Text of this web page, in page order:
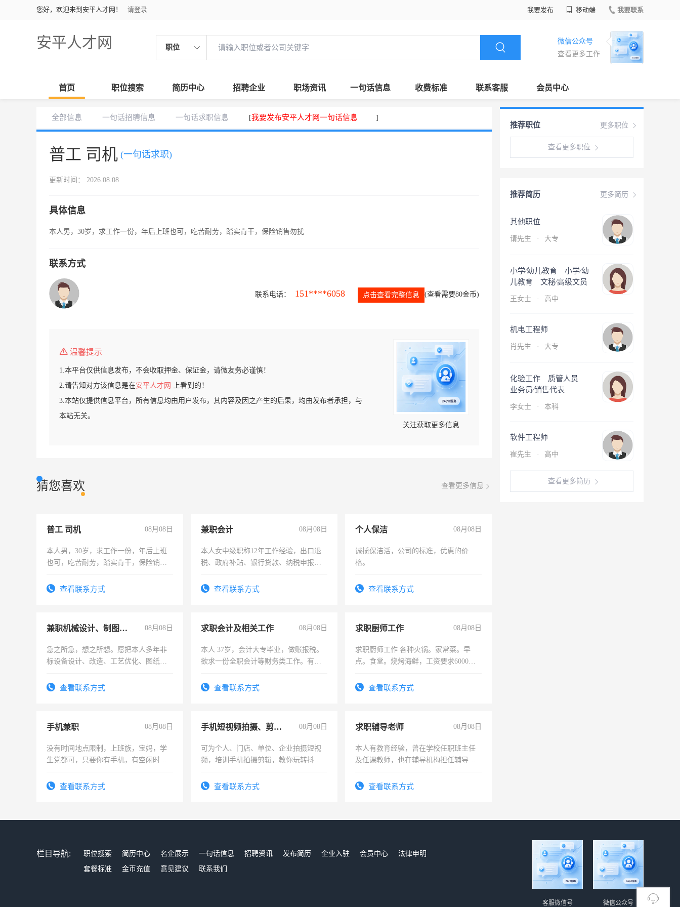
您好，欢迎来到安平人才网！ 请登录 我要发布 移动端 我要联系
安平人才网 职位
微信公众号
查看更多工作
首页 职位搜索 简历中心 招聘企业 职场资讯 一句话信息 收费标准 联系客服 会员中心
全部信息 一句话招聘信息 一句话求职信息 [我要发布安平人才网一句话信息 ]
普工 司机 (一句话求职)
更新时间： 2026.08.08
具体信息
本人男，30岁，求工作一份，年后上班也可，吃苦耐劳，踏实肯干，保险销售勿扰
联系方式
联系电话： 151****6058 点击查看完整信息 (查看需要80金币)
温馨提示
1.本平台仅供信息发布，不会收取押金、保证金，请微友务必谨慎！
2.请告知对方该信息是在安平人才网
上看到的！
3.本站仅提供信息平台，所有信息均由用户发布，其内容及因之产生的后果，均由发布者承担，与
本站无关。
关注获取更多信息
猜您喜欢 查看更多信息
普工 司机 08月08日
本人男，30岁，求工作一份，年后上班
也可，吃苦耐劳，踏实肯干，保险销售
查看联系方式
兼职会计 08月08日
本人女中级职称12年工作经验，出口退
税、政府补贴、银行贷款、纳税申报、
务，财务咨询等业务。欲求兼职会计工
查看联系方式
个人保洁 08月08日
诚揽保洁活，公司的标准，优惠的价
格。
查看联系方式
兼职机械设计、制图、设备改造 08月08日
急之所急，想之所想。愿把本人多年非
标设备设计、改造、工艺优化、图纸制
结识有识之士，共享未来。
查看联系方式
求职会计及相关工作 08月08日
本人 37岁，会计大专毕业，做账报税。
欲求一份全职会计等财务类工作。有会
查看联系方式
求职厨师工作 08月08日
求职厨师工作 各种火锅。家常菜。早
点。食堂。烧烤海鲜，工资要求6000以
查看联系方式
手机兼职 08月08日
没有时间地点限制，上班族，宝妈，学
生党都可，只要你有手机，有空闲时
勤快的四五十，每天挣零花钱没问题！
查看联系方式
手机短视频拍摄、剪辑、抖音快手 08月08日
可为个人、门店、单位、企业拍摄短视
频，培训手机拍摄剪辑，教你玩转抖音
频，培训手机拍摄剪辑，教你玩转抖
查看联系方式
求职辅导老师 08月08日
本人有教育经验，曾在学校任职班主任
及任课教师，也在辅导机构担任辅导教
查看联系方式
更多职位
推荐职位
查看更多职位
更多简历
推荐简历
其他职位
请先生 · 大专
小学∕幼儿教育 小学∕幼
儿教育 文秘∕高级文员
王女士 · 高中
机电工程师
肖先生 · 大专
化验工作 质管人员
业务员∕销售代表
李女士 · 本科
软件工程师
崔先生 · 高中
查看更多简历
栏目导航: 职位搜索 简历中心 名企展示 一句话信息 招聘资讯 发布简历 企业入驻 会员中心
法律申明
套餐标准
金币充值 意见建议 联系我们
微信公众号
客服微信号